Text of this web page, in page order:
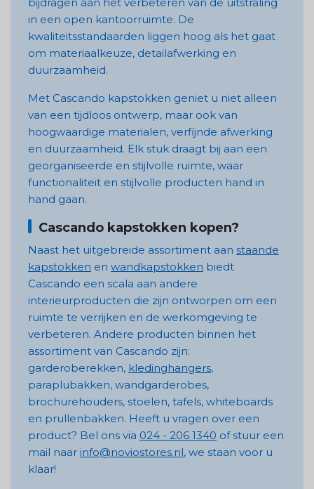
in een open kantoorruimte. De
kwaliteitsstandaarden liggen hoog als het gaat
om materiaalkeuze, detailafwerking en
duurzaamheid.
Met Cascando kapstokken geniet u niet alleen
van een tijdloos ontwerp, maar ook van
hoogwaardige materialen, verfijnde afwerking
en duurzaamheid. Elk stuk draagt bij aan een
georganiseerde en stijlvolle ruimte, waar
functionaliteit en stijlvolle producten hand in
hand gaan.
Cascando kapstokken kopen?
Naast het uitgebreide assortiment aan staande
kapstokken en wandkapstokken biedt
Cascando een scala aan andere
interieurproducten die zijn ontworpen om een
ruimte te verrijken en de werkomgeving te
verbeteren. Andere producten binnen het
assortiment van Cascando zijn:
garderoberekken, kledinghangers,
paraplubakken, wandgarderobes,
brochurehouders, stoelen, tafels, whiteboards
en prullenbakken. Heeft u vragen over een
product? Bel ons via 024 - 206 1340 of stuur een
mail naar info@noviostores.nl, we staan voor u
klaar!